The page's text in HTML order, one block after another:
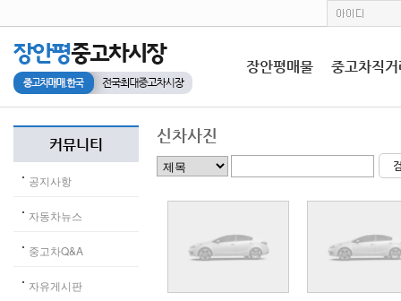
장안평매물 중고차직
커뮤니티
공지사항
자동차뉴스
중고차Q&A
자유게시판
신차사진